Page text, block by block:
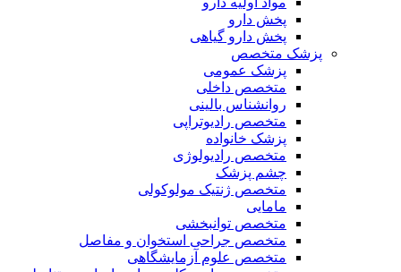
پخش دارو
پخش دارو گیاهی
پزشک متخصص
پزشک عمومی
متخصص داخلی
روانشناس بالینی
متخصص رادیوتراپی
پزشک خانواده
متخصص رادیولوژی
چشم پزشک
متخصص ژنتیک مولوکولی
مامایی
متخصص توانبخشی
متخصص جراحی استخوان و مفاصل
متخصص علوم آزمایشگاهی